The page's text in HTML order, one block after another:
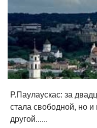
Р.Паулаускас: за
стала свободной, но и
другой......